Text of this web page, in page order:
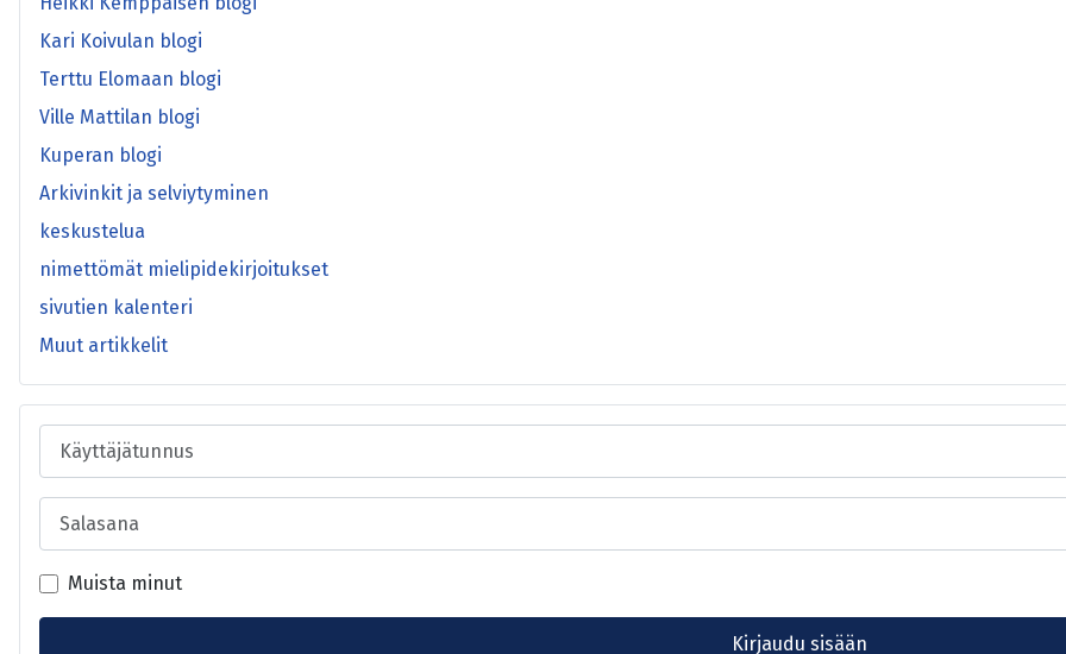
Kari Koivulan blogi
Terttu Elomaan blogi
Ville Mattilan blogi
Kuperan blogi
Arkivinkit ja selviytyminen
keskustelua
nimettömät mielipidekirjoitukset
sivutien kalenteri
Muut artikkelit
Käyttäjätunnus
Salasana
Muista minut
Kirjaudu sisään